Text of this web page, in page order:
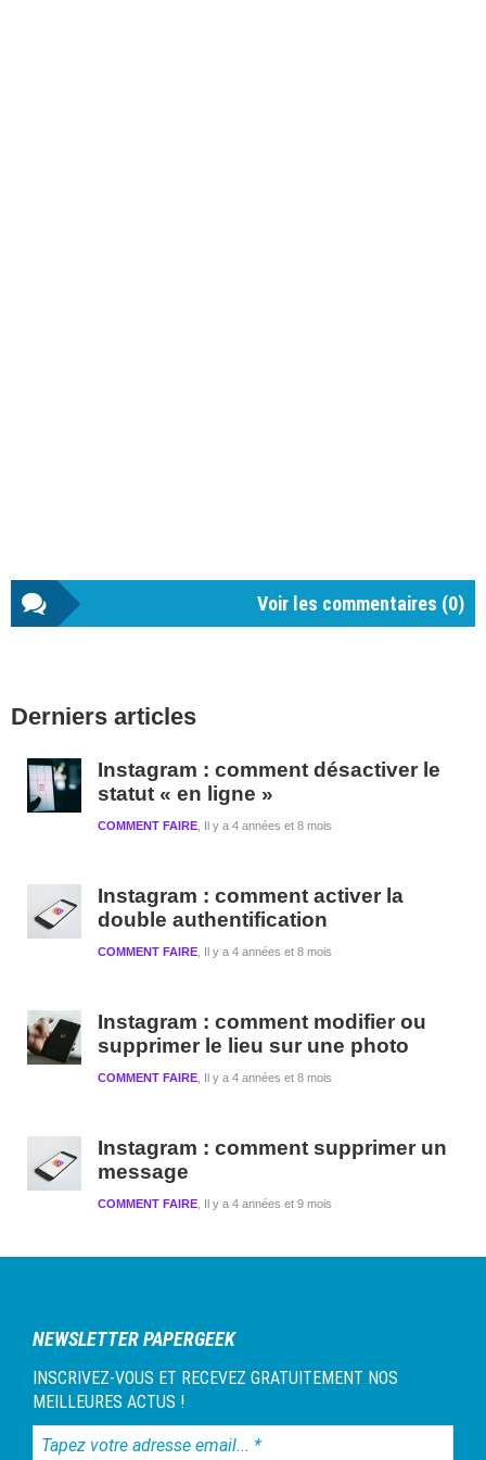
Voir les commentaires (0)
latérale
Derniers articles
Instagram : comment désactiver le
statut « en ligne »
Il y a 4 années et 8 mois
COMMENT FAIRE
Instagram : comment activer la
double authentification
Il y a 4 années et 8 mois
COMMENT FAIRE
Instagram : comment modifier ou
supprimer le lieu sur une photo
Il y a 4 années et 8 mois
COMMENT FAIRE
Instagram : comment supprimer un
message
Il y a 4 années et 9 mois
COMMENT FAIRE
NEWSLETTER PAPERGEEK
INSCRIVEZ-VOUS ET RECEVEZ GRATUITEMENT NOS
MEILLEURES ACTUS !
Tapez